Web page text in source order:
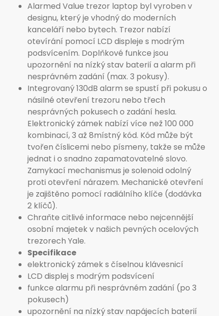
Alarmed Value trezor laptop byl vyroben v
designu, který je vhodný do moderních
kanceláří nebo bytech. Trezor nabízí
otevírání pomocí LCD displeje s modrým
podsvícením. Doplňkové funkce jsou
upozornění na nízký stav baterií a alarm při
nesprávném zadání (max. 3 pokusy).
Integrovaný 130dB alarm se spustí při pokusu o
násilné otevření trezoru nebo třech
nesprávných pokusech o zadání hesla.
Elektronický zámek nabízí více než 100 000
kombinací, 3 až 8místný kód. Kód může být
tvořen číslicemi nebo písmeny, takže se může
jednat i o snadno zapamatovatelné slovo.
Zamykací mechanismus je solenoid odolný
proti otevření nárazem. Mechanické otevření
je zajištěno pomocí radiálního klíče (dodávka
2 klíčů).
Chraňte citlivé informace nebo nejcennější
osobní majetek v našich pevných ocelových
trezorech Yale.
Specifikace
elektronický zámek s číselnou klávesnicí
LCD displej s modrým podsvícení
funkce alarmu při nesprávném zadání (po 3
pokusech)
upozornění na nízký stav napájecích baterií